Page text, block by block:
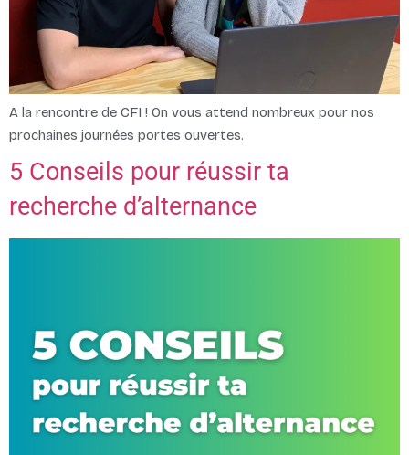
A la rencontre de CFI ! On vous attend nombreux pour nos
prochaines journées portes ouvertes.
5 Conseils pour réussir ta
recherche d’alternance